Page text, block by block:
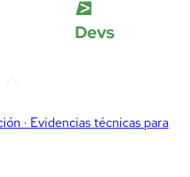
· Evidencias técnicas para